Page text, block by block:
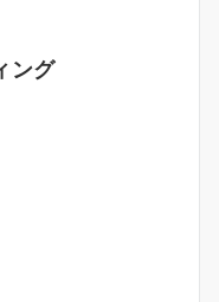
ング